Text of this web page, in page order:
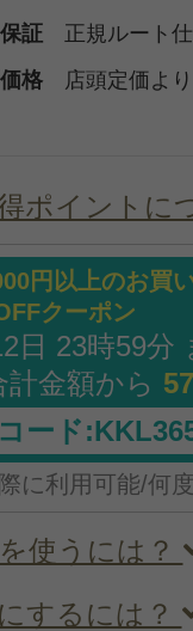
証 正規ルート
格 店頭定価よ
ポイントに
円以上のお買
クーポン
日 23時59分
金額から
ード
に利用可能/何
使うには？
するには？